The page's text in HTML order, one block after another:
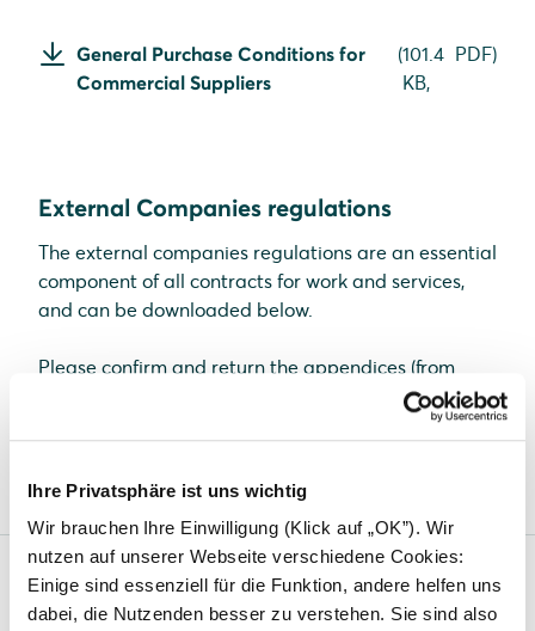
Ihre Privatsphäre ist uns wichtig
Wir brauchen Ihre Einwilligung (Klick auf „OK”). Wir
nutzen auf unserer Webseite verschiedene Cookies:
Einige sind essenziell für die Funktion, andere helfen uns
dabei, die Nutzenden besser zu verstehen. Sie sind also
General Purchase Conditions for
Commercial Suppliers
(101.4
KB,
PDF)
External Companies regulations
The external companies regulations are an essential
component of all contracts for work and services,
and can be downloaded below.
Please confirm and return the appendices (from
fremdfirmenkoordinator@solarwatt.com
Solarwatt